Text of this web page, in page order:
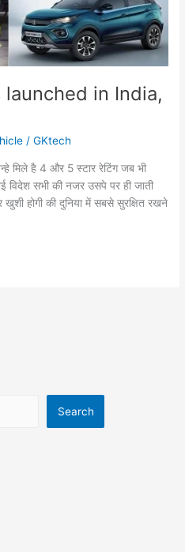
in India,
/GKtech
मिले है 4 और 5 स्टार रेटिंग जब भी
विदेश सभी की नजर उसपे पर ही जाती
होगी की दुनिया में सबसे सुरक्षित रखने
Search